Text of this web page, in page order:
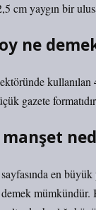
cm yaygın bir
ne
gazete
manşet
en büyük
demek mümkündür.